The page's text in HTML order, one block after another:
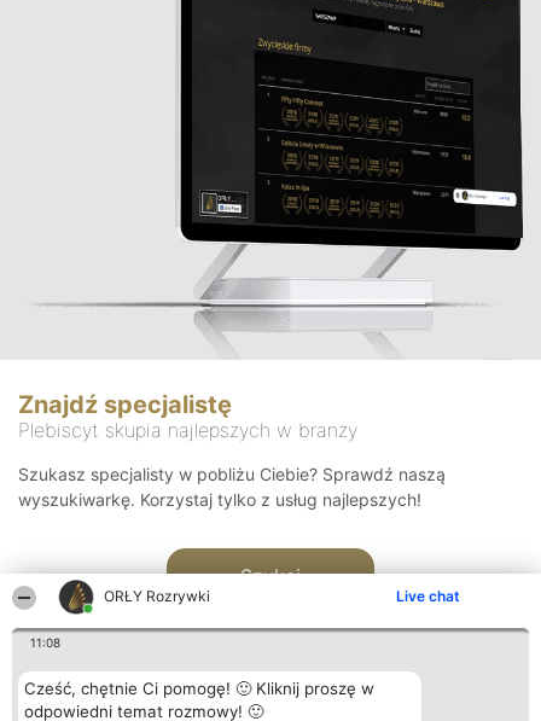
ORŁY Rozrywki Live chat
11:08
Cześć, chętnie Ci pomogę! 🙂 Kliknij proszę w
odpowiedni temat rozmowy! 🙂
Znajdź specjalistę
Plebiscyt skupia najlepszych w branży
Szukasz specjalisty w pobliżu Ciebie? Sprawdź naszą
wyszukiwarkę. Korzystaj tylko z usług najlepszych!
Szukaj